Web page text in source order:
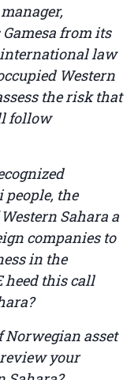
from its
law
Western
the risk that
follow
the
Sahara a
companies to
in the
heed this call
asset
your